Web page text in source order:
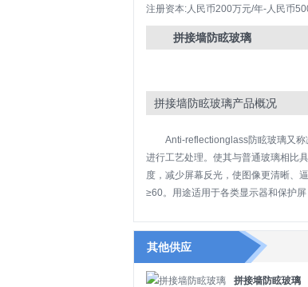
注册资本:人民币200万元/年-人民币
拼接墙防眩玻璃
拼接墙防眩玻璃产品概况
Anti-reflectionglass防眩玻璃又
进行工艺处理。使其与普通玻璃相比
度，减少屏幕反光，使图像更清晰、
≥60。用途适用于各类显示器和保护
其他供应
拼接墙防眩玻璃